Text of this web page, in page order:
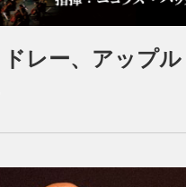
レー、アップ